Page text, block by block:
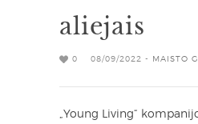
aliejais
0 08/09/2022 - MAISTO
„Young Living“